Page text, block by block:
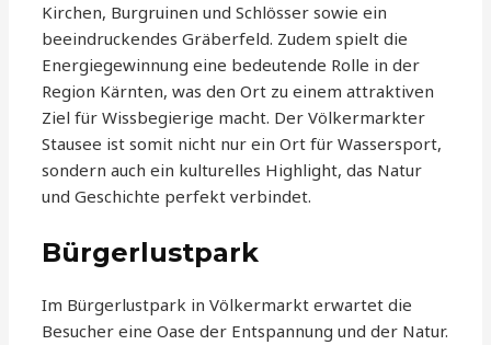
Kirchen, Burgruinen und Schlösser sowie ein
beeindruckendes Gräberfeld. Zudem spielt die
Energiegewinnung eine bedeutende Rolle in der
Region Kärnten, was den Ort zu einem attraktiven
Ziel für Wissbegierige macht. Der Völkermarkter
Stausee ist somit nicht nur ein Ort für Wassersport,
sondern auch ein kulturelles Highlight, das Natur
und Geschichte perfekt verbindet.
Bürgerlustpark
Im Bürgerlustpark in Völkermarkt erwartet die
Besucher eine Oase der Entspannung und der Natur.